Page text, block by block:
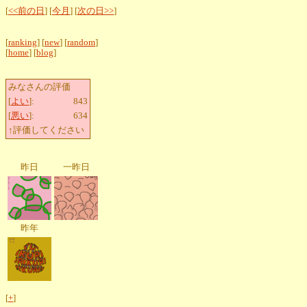
[<<前の日 ] [今月 ] [次の日>>]
[ranking] [new] [random]
[home] [blog]
みなさんの評価
[よい]:
843
[悪い]:
634
↑評価してください
昨日 一昨日
昨年
[+]